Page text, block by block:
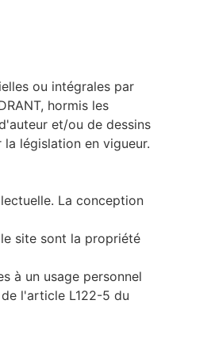
ou intégrales par
hormis les
et/ou de dessins
législation en vigueur.
La conception
site sont la propriété
à un usage personnel
l'article L122-5 du